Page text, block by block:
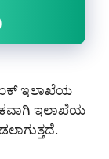
ಇಲಾಖೆಯ
ಇಲಾಖೆಯ